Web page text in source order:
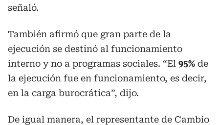
señaló.
También afirmó que gran parte de la
ejecución se destinó al funcionamiento
interno y no a programas sociales. “El 95% de
la ejecución fue en funcionamiento, es decir,
en la carga burocrática”, dijo.
De igual manera, el representante de Cambio